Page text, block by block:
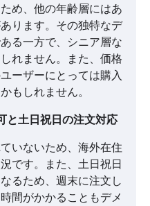
め、他の年齢層にはあ
ります。その独特なデ
る一方で、シニア層な
れません。また、価格
ーザーにとっては購入
もしれません。
と土日祝日の注文対応
いないため、海外在住
です。また、土日祝日
るため、週末に注文し
間がかかることもデメ